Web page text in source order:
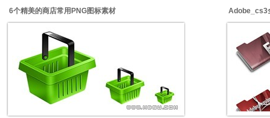
6个精美的商店常用PNG图标素材 Adobe_cs3